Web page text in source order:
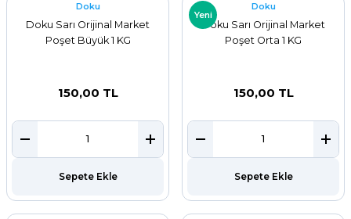
Kapları
Doku
Doku Sarı Orijinal Market
Poşet Büyük 1 KG
150,00 TL
Sepete Ekle
Yeni
Doku
Doku Sarı Orijinal Market
Poşet Orta 1 KG
150,00 TL
Sepete Ekle